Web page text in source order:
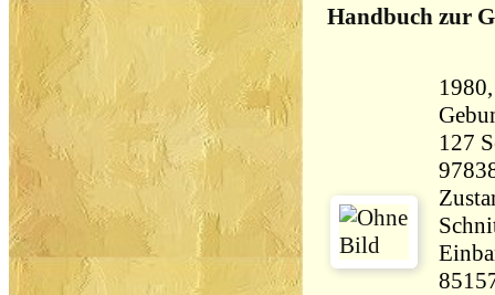
Handbuch zur
127 Seiten